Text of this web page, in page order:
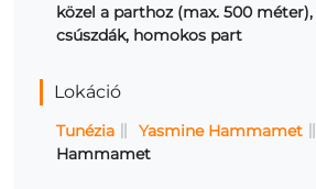
közel a parthoz (max. 500
csúszdák, homokos part
Lokáció
Tunézia Yasmine Hammamet
Hammamet